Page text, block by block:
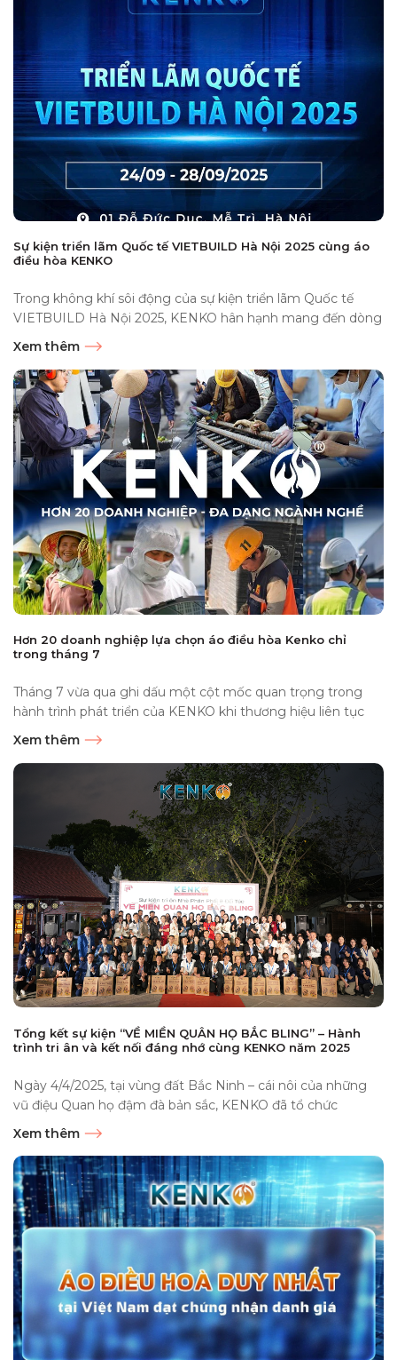
Sự kiện triển lãm Quốc tế VIETBUILD Hà Nội 2025 cùng áo
điều hòa KENKO
Trong không khí sôi động của sự kiện triển lãm Quốc tế
VIETBUILD Hà Nội 2025, KENKO hân hạnh mang đến dòng
sản phẩm áo...
Xem thêm
Hơn 20 doanh nghiệp lựa chọn áo điều hòa Kenko chỉ
trong tháng 7
Tháng 7 vừa qua ghi dấu một cột mốc quan trọng trong
hành trình phát triển của KENKO khi thương hiệu liên tục
đón nhận...
Xem thêm
Tổng kết sự kiện “VỀ MIỀN QUÂN HỌ BẮC BLING” – Hành
trình tri ân và kết nối đáng nhớ cùng KENKO năm 2025
Ngày 4/4/2025, tại vùng đất Bắc Ninh – cái nôi của những
vũ điệu Quan họ đậm đà bản sắc, KENKO đã tổ chức
Xem thêm